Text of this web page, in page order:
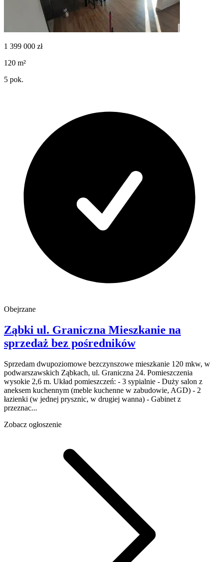
1 399 000 zł
120 m²
5 pok.
Obejrzane
Ząbki ul. Graniczna Mieszkanie na
sprzedaż bez pośredników
Sprzedam dwupoziomowe bezczynszowe mieszkanie 120 mkw, w
podwarszawskich Ząbkach, ul. Graniczna 24. Pomieszczenia
wysokie 2,6 m. Układ pomieszczeń: - 3 sypialnie - Duży salon z
aneksem kuchennym (meble kuchenne w zabudowie, AGD) - 2
łazienki (w jednej prysznic, w drugiej wanna) - Gabinet z
przeznac...
Zobacz ogłoszenie